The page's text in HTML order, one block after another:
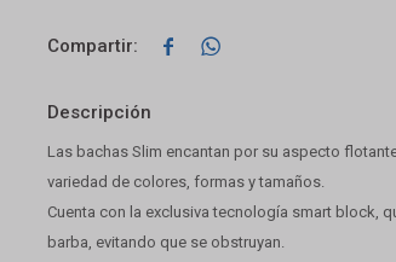
 
Descripción
Las bachas Slim encantan por su aspecto
variedad de colores, formas y tamaños.
Cuenta con la exclusiva tecnología smart block,
barba, evitando que se obstruyan.